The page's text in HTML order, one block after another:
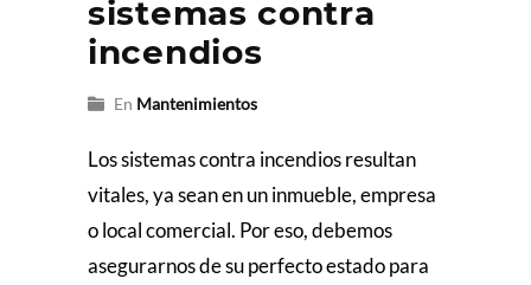
sistemas contra
incendios
En Mantenimientos
Los sistemas contra incendios resultan
vitales, ya sean en un inmueble, empresa
o local comercial. Por eso, debemos
asegurarnos de su perfecto estado para